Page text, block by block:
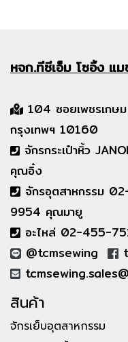
หจก.ทีซีเอ็ม โซอิ้ง แ
104 ซอยเพชรเกษ
กรุงเทพฯ 10160
จักรกระเป๋าหิ้ว
คุณอิ๋ง
จักรอุตสาหกรรม
9954 คุณมายู
อะไหล่ 02-455-
@tcmsewing
สินค้า
จักรเย็บอุตสาหกรรม